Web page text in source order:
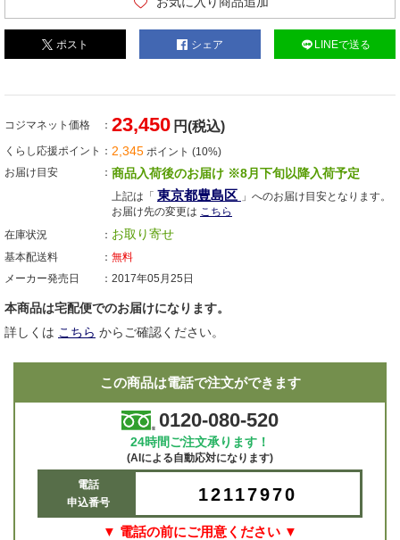
ポスト シェア LINEで送る
コジマネット価格 23,450 円(税込)
くらし応援ポイント 2,345 ポイント (10%)
お届け目安
商品入荷後のお届け ※8月下旬以降入荷予定
上記は「 東京都豊島区 」へのお届け目安となります。
お届け先の変更は こちら
在庫状況
お取り寄せ
基本配送料
無料
メーカー発売日
2017年05月25日
本商品は宅配便でのお届けになります。
詳しくは こちら からご確認ください。
この商品は電話で注文ができます
0120-080-520
24時間ご注文承ります！
(AIによる自動応対になります)
電話
申込番号
12117970
▼ 電話の前にご用意ください ▼